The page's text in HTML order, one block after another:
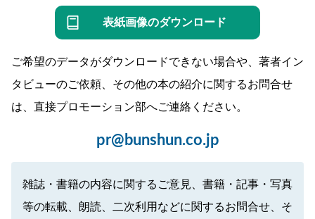
表紙画像のダウンロード
ご希望のデータがダウンロードできない場合や、著者イン
タビューのご依頼、その他の本の紹介に関するお問合せ
は、直接プロモーション部へご連絡ください。
pr@bunshun.co.jp
雑誌・書籍の内容に関するご意見、書籍・記事・写真
等の転載、朗読、二次利用などに関するお問合せ、そ